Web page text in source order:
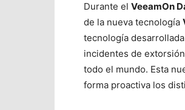
Durante el VeeamOn
de la nueva tecnología
tecnología
incidentes de
todo el mundo. Esta
forma proactiva los